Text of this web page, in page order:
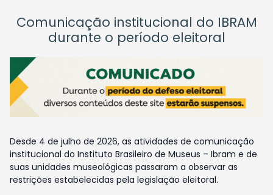
Comunicação institucional do IBRAM
durante o período eleitoral
Desde 4 de julho de 2026, as atividades de comunicação
institucional do Instituto Brasileiro de Museus – Ibram e de
suas unidades museológicas passaram a observar as
restrições estabelecidas pela legislação eleitoral.